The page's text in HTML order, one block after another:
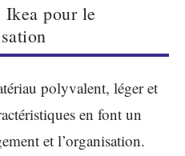
pour le
polyvalent, léger et
en font un
et l’organisation.